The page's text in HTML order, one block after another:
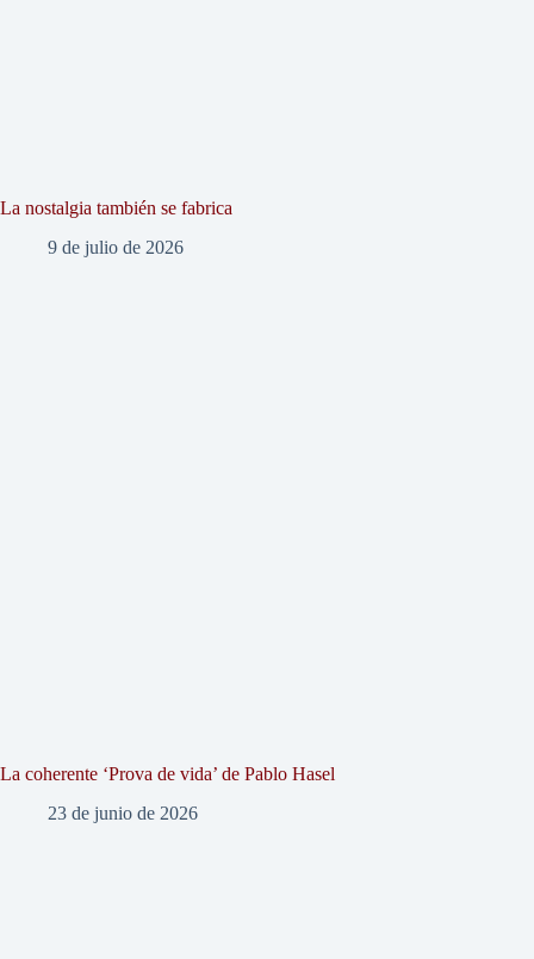
La nostalgia también se fabrica
9 de julio de 2026
La coherente ‘Prova de vida’ de Pablo Hasel
23 de junio de 2026